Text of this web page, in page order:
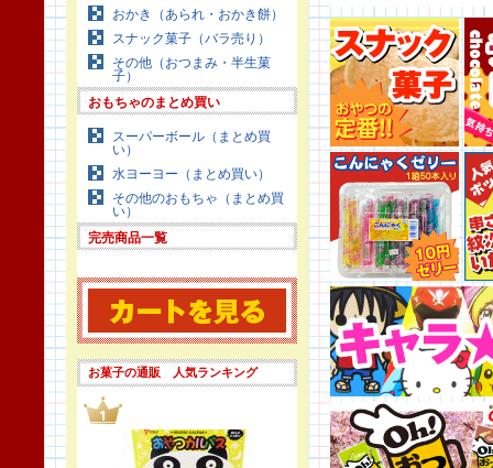
おかき（あられ・おかき餅）
スナック菓子（バラ売り）
その他（おつまみ・半生菓
子）
おもちゃのまとめ買い
スーパーボール（まとめ買
い）
水ヨーヨー（まとめ買い）
その他のおもちゃ（まとめ買
い）
完売商品一覧
お菓子の通販 人気ランキング